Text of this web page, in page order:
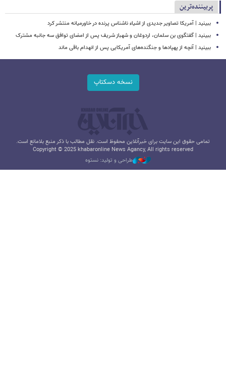
پربیننده‌ترین
ببینید | آمریکا تصاویر جدیدی از اشیاء ناشناس پرنده در خاورمیانه منتشر کرد
ببینید | گفتگوی بن سلمان، اردوغان و شهباز شریف پس از امضای توافق سه جانبه مشترک
ببینید | آنچه از پهپادها و جنگنده‌های آمریکایی پس از انهدام باقی ماند
نسخه دسکتاپ
تمامی حقوق این سایت برای خبرآنلاین محفوظ است. نقل مطالب با ذکر منبع بلامانع است.
Copyright © 2025 khabaronline News Agancy, All rights reserved
طراحی و تولید: نستوه